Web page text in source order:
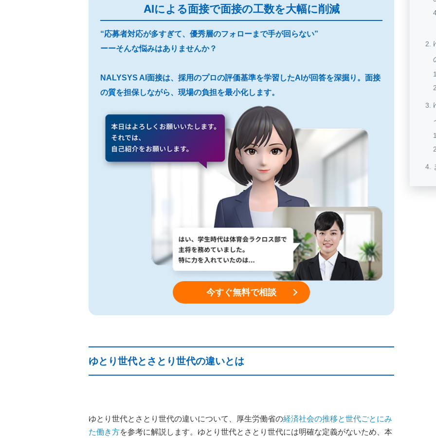
AIによる面接で面接の工数を大幅に削減
“応募者対応が多すぎて、優秀層のフォローまで手が回らない”
ーーそんな悩みはありませんか？
NALYSYS AI面接は、採用のプロの評価基準を学習したAIが回答を深掘り。面接
の質を担保しながら、現場の負担を最小化します。
今すぐ無料で相談
ゆとり世代とさとり世代の違いとは
ゆとり世代とさとり世代の違いについて、厚生労働省の経済社会の推移と世代ごとにみ
た働き方を参考に解説します。ゆとり世代とさとり世代には明確な定義がないため、本